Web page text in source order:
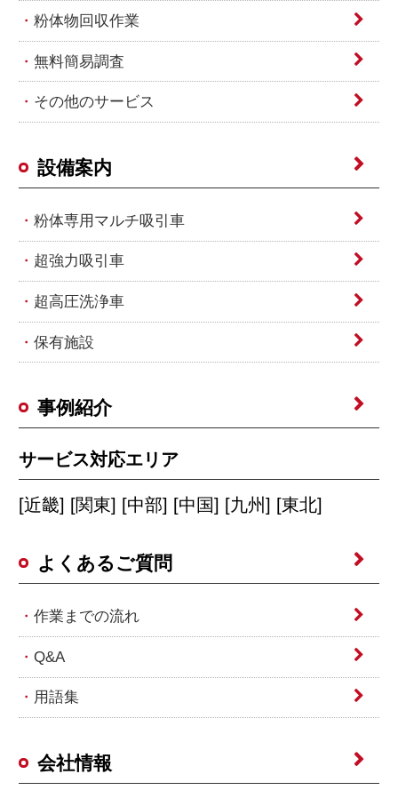
粉体物回収作業
無料簡易調査
その他のサービス
設備案内
粉体専用マルチ吸引車
超強力吸引車
超高圧洗浄車
保有施設
事例紹介
サービス対応エリア
[近畿] [関東] [中部] [中国] [九州] [東北]
よくあるご質問
作業までの流れ
Q&A
用語集
会社情報